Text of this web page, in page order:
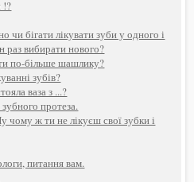
!?
чи бігати лікувати зуби у одного і
вибирати нового?
по-більше шашлику?
зубів?
ваза з ...?
протеза.
чому ж ти не лікуєш свої зубки і
питання вам.